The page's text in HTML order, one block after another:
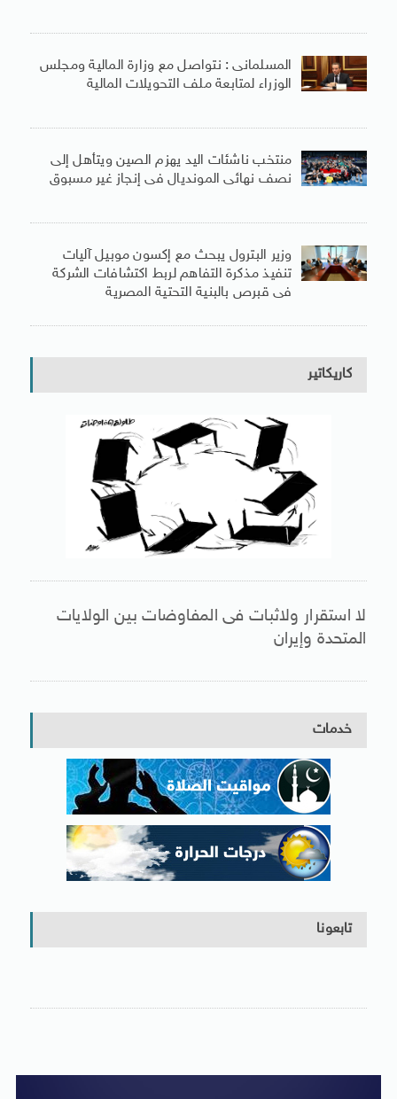
المسلمانى : نتواصل مع وزارة المالية ومجلس
الوزراء لمتابعة ملف التحويلات المالية
منتخب ناشئات اليد يهزم الصين ويتأهل إلى
نصف نهائى المونديال فى إنجاز غير مسبوق
وزير البترول يبحث مع إكسون موبيل آليات
تنفيذ مذكرة التفاهم لربط اكتشافات الشركة
فى قبرص بالبنية التحتية المصرية
كاريكاتير
لا استقرار ولاثبات فى المفاوضات بين الولايات
المتحدة وإيران
خدمات
تابعونا